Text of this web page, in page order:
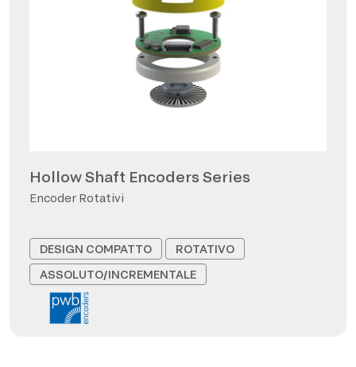
Hollow Shaft Encoders Series
Encoder Rotativi
DESIGN COMPATTO
ROTATIVO
ASSOLUTO/INCREMENTALE